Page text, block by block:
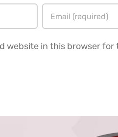
website in this browser